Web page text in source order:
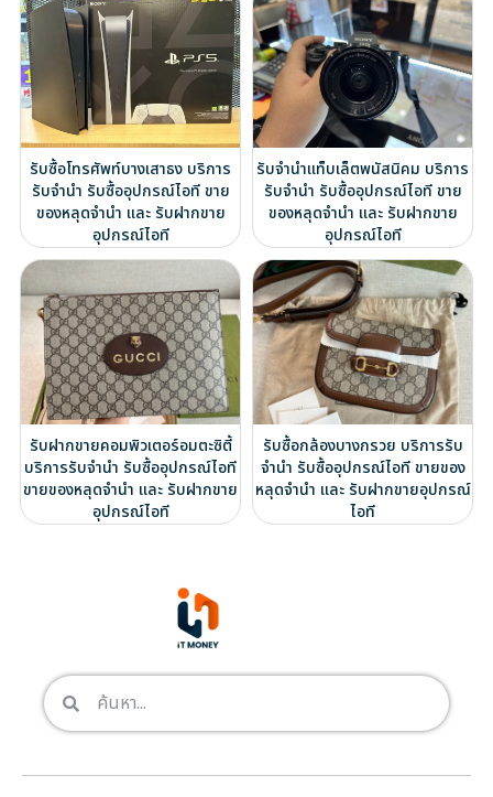
รับซื้อโทรศัพท์บางเสาธง บริการ
รับจำนำ รับซื้ออุปกรณ์ไอที ขาย
ของหลุดจำนำ และ รับฝากขาย
อุปกรณ์ไอที
รับจำนำแท็บเล็ตพนัสนิคม บริการ
รับจำนำ รับซื้ออุปกรณ์ไอที ขาย
ของหลุดจำนำ และ รับฝากขาย
อุปกรณ์ไอที
รับฝากขายคอมพิวเตอร์อมตะซิตี้
บริการรับจำนำ รับซื้ออุปกรณ์ไอที
ขายของหลุดจำนำ และ รับฝากขาย
อุปกรณ์ไอที
รับซื้อกล้องบางกรวย บริการรับ
จำนำ รับซื้ออุปกรณ์ไอที ขายของ
หลุดจำนำ และ รับฝากขายอุปกรณ์
ไอที